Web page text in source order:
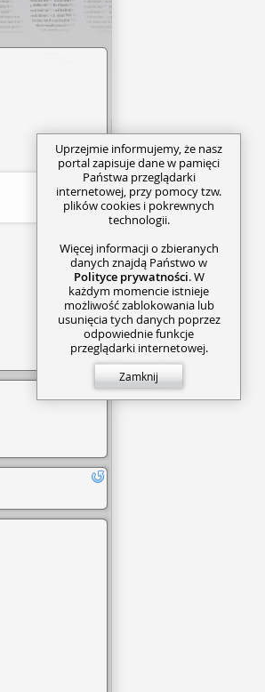
Uprzejmie informujemy, że nasz
portal zapisuje dane w pamięci
Państwa przeglądarki
internetowej, przy pomocy tzw.
plików cookies i pokrewnych
technologii.
Więcej informacji o zbieranych
danych znajdą Państwo w
Polityce prywatności. W
każdym momencie istnieje
możliwość zablokowania lub
usunięcia tych danych poprzez
odpowiednie funkcje
przeglądarki internetowej.
Zamknij